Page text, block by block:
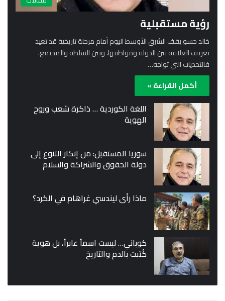
رؤية مستقبلية
خالد حسو يقف الشرق الأوسط اليوم أمام مرحلة تاريخية قد تعيد
تعريف العلاقة بين الدولة ومواطنيها، وبين السلطة والمجتمع.
فالتحديات التي تواجه…
أكمل القراءة »
اللغة الكوردية … ذاكرة شعب وروح
الهوية
سوريا المستقبل: من إنكار التنوع إلى
دولة الحقوق والشراكة والسلام
ماذا رأى ليندسي غراهام في الكرد؟
كوباني… ليست اسماً عابراً، بل هوية
كُتبت بالدم والتاريخ